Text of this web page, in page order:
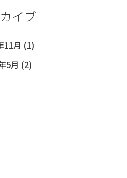
イブ
11月 (1)
5月 (2)